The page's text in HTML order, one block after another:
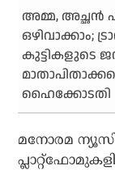
അമ്മ, അച്ഛന്‍
ഒഴിവാക്കാം;
കുട്ടികളുടെ
ഹൈക്കോടതി
മനോരമ